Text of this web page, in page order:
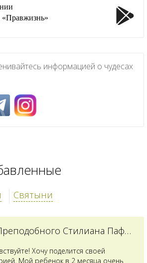
«Правжизнь»
информацией о чудесах
Святыни
Чудо святого Преподобного Стилиана Пафлагонского
Хочу поделится своей
Мой ребенок в 2 месяца очень